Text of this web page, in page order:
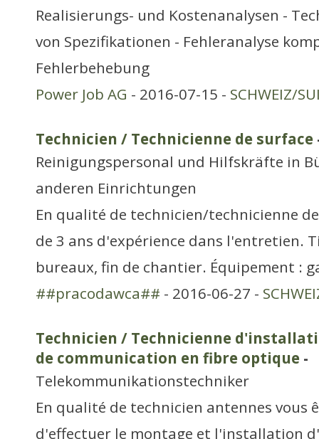
Realisierungs- und Kostenanalysen -
von Spezifikationen - Fehleranalyse
Fehlerbehebung
Power Job AG - 2016-07-15 - SCHWEIZ/
Technicien / Technicienne de surface
Reinigungspersonal und Hilfskräfte in
anderen Einrichtungen
En qualité de technicien/technicienne
de 3 ans d'expérience dans l'entretien.
bureaux, fin de chantier. Équipement :
##pracodawca## - 2016-06-27 -
Technicien / Technicienne
de communication en fibre optique -
Telekommunikationstechniker
En qualité de technicien antennes vous
d'effectuer le montage et l'installation